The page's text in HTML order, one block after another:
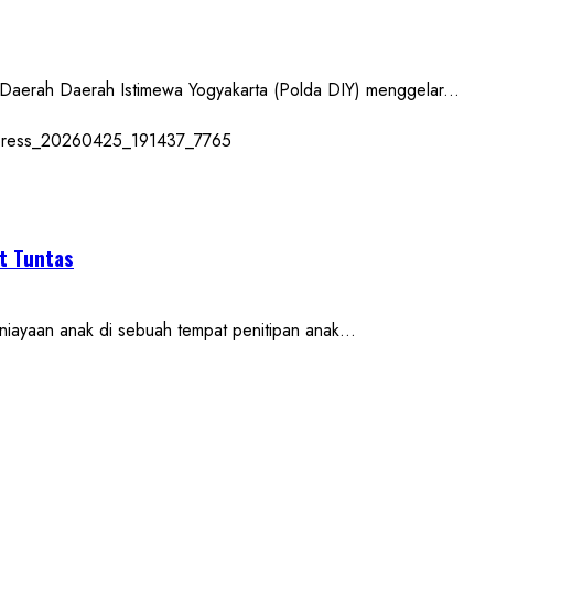
Daerah Istimewa Yogyakarta (Polda DIY) menggelar...
Tuntas
anak di sebuah tempat penitipan anak...